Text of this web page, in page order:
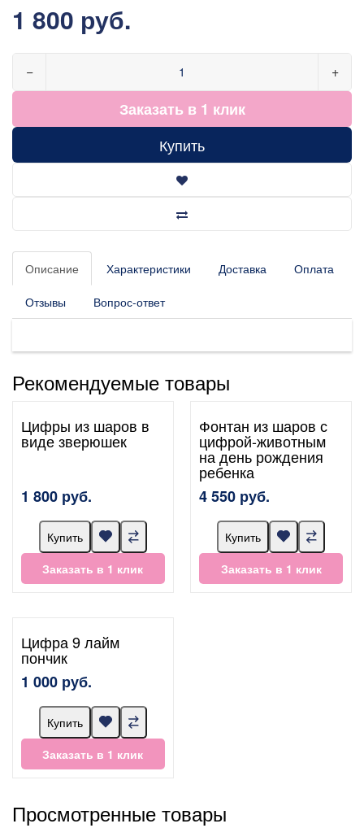
1 800 руб.
− +
Заказать в 1 клик
Купить
Описание Характеристики Доставка Оплата
Отзывы Вопрос-ответ
Рекомендуемые товары
Цифры из шаров в
виде зверюшек
1 800 руб.
Купить
Заказать в 1 клик
Фонтан из шаров с
цифрой-животным
на день рождения
ребенка
4 550 руб.
Купить
Заказать в 1 клик
Цифра 9 лайм
пончик
1 000 руб.
Купить
Заказать в 1 клик
Просмотренные товары